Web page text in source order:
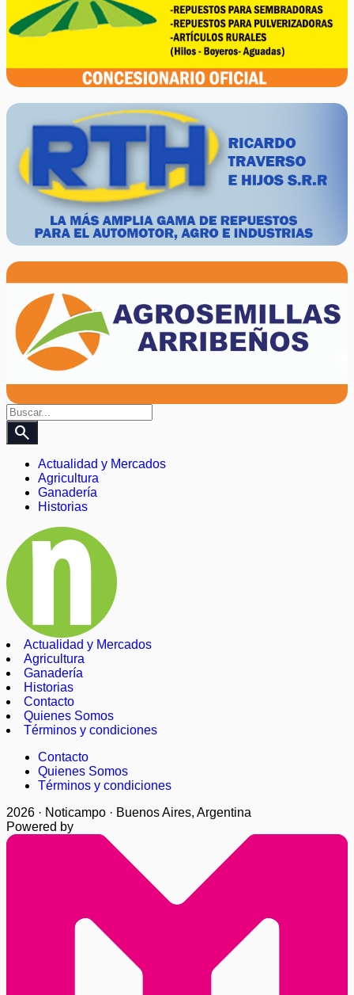
search
Actualidad y Mercados
Agricultura
Ganadería
Historias
Actualidad y Mercados
Agricultura
Ganadería
Historias
Contacto
Quienes Somos
Términos y condiciones
Contacto
Quienes Somos
Términos y condiciones
2026 · Noticampo · Buenos Aires, Argentina
Powered by